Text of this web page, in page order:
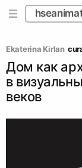
Ekaterina Kirlan
Дом как
в
веков